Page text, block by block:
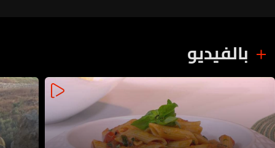
بالفيديو